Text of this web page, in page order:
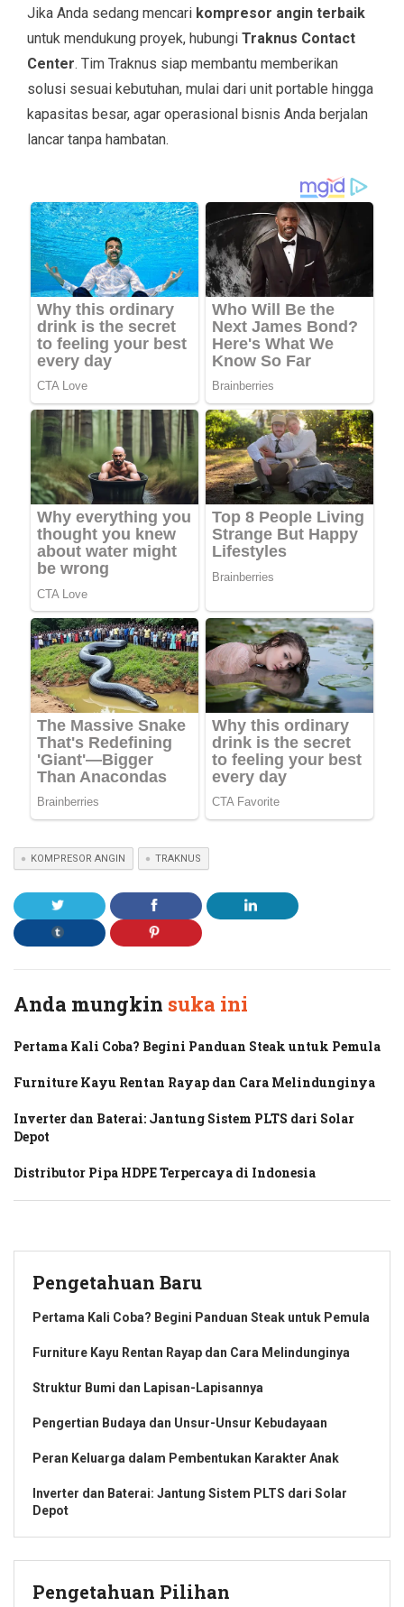
Jika Anda sedang mencari kompresor angin terbaik
untuk mendukung proyek, hubungi Traknus Contact
Center. Tim Traknus siap membantu memberikan
solusi sesuai kebutuhan, mulai dari unit portable hingga
kapasitas besar, agar operasional bisnis Anda berjalan
lancar tanpa hambatan.
KOMPRESOR ANGIN TRAKNUS
Anda mungkin suka ini
Pertama Kali Coba? Begini Panduan Steak untuk Pemula
Furniture Kayu Rentan Rayap dan Cara Melindunginya
Inverter dan Baterai: Jantung Sistem PLTS dari Solar
Depot
Distributor Pipa HDPE Terpercaya di Indonesia
Pengetahuan Baru
Pertama Kali Coba? Begini Panduan Steak untuk Pemula
Furniture Kayu Rentan Rayap dan Cara Melindunginya
Struktur Bumi dan Lapisan-Lapisannya
Pengertian Budaya dan Unsur-Unsur Kebudayaan
Peran Keluarga dalam Pembentukan Karakter Anak
Inverter dan Baterai: Jantung Sistem PLTS dari Solar
Depot
Pengetahuan Pilihan